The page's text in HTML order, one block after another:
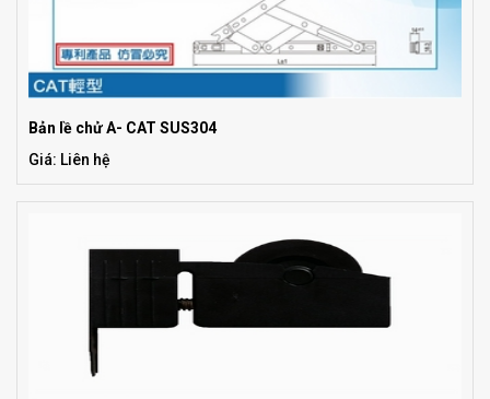
Bản lề chử A- CAT SUS304
Giá: Liên hệ